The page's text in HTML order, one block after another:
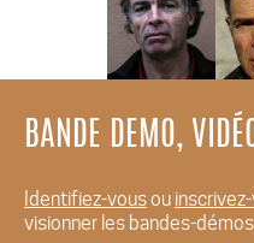
BANDE DEMO,
Identifiez-vousou
visionner les bandes-